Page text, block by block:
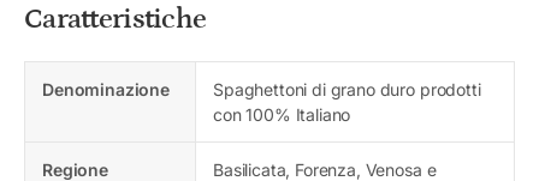
Caratteristiche
Denominazione
Spaghettoni di grano duro prodotti
con 100% Italiano
Regione
Basilicata, Forenza, Venosa e